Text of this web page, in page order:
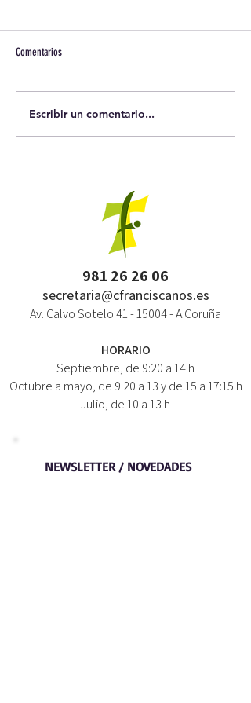
Comentarios
Escribir un comentario...
981 26 26 06
secretaria@cfranciscanos.es
Av. Calvo Sotelo41 - 15004- A Coruña
HORARIO
Septiembre, de 9:20 a 14 h
Octubre a mayo, de 9:20 a 13 y de 15 a 17:15 h
Julio, de 10 a 13 h
NEWSLETTER / NOVEDADES